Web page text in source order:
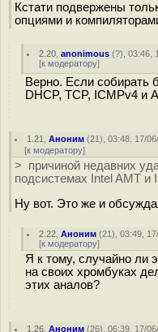
Кстати подвержены
опциями и
2.20 ,anonimous (?), 03:46,
[к модератору]
Верно. Если собирать
DHCP, TCP, ICMPv4 и
1.21 ,Аноним (21), 03:48, 17/
[к модератору]
> причиной недавних
подсистемах Intel AMT и
Ну вот. Это же и
2.22 ,Аноним (21), 03:49,
[к модератору]
Я к тому, случайно ли
на своих хромбуках
этих аналов?
1.26 ,Аноним (26), 06:39, 17/